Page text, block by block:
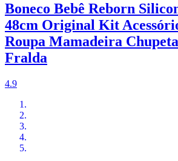
Boneco Bebê Reborn
48cm Original Kit
Roupa Mamadeira
Fralda
4.9